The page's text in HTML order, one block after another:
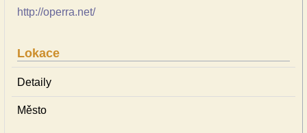
http://operra.net/
Lokace
Detaily
Město